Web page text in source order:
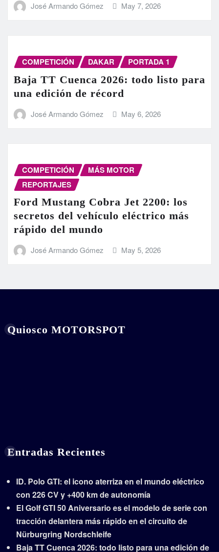
José Armando Gómez May 7, 2026
COMPETICIÓN DAKAR PORTADA 1
Baja TT Cuenca 2026: todo listo para
una edición de récord
José Armando Gómez May 6, 2026
COMPETICIÓN
MÁS MOTOR
REPORTAJES
Ford Mustang Cobra Jet 2200: los
secretos del vehículo eléctrico más
rápido del mundo
José Armando Gómez May 5, 2026
Quiosco MOTORSPOT
Entradas Recientes
ID. Polo GTI: el icono aterriza en el mundo eléctrico
con 226 CV y +400 km de autonomía
El Golf GTI 50 Aniversario es el modelo de serie con
tracción delantera más rápido en el circuito de
Nürburgring Nordschleife
Baja TT Cuenca 2026: todo listo para una edición de